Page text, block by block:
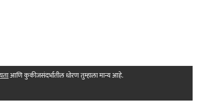
आणि कुकीजसंदर्भातील धोरण तुम्हाला मान्य आहे.